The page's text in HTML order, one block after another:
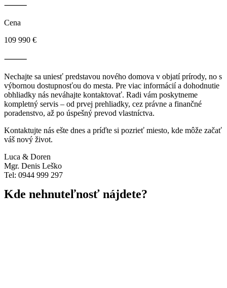
⸻
Cena
109 990 €
⸻
Nechajte sa uniesť predstavou nového domova v objatí prírody, no s
výbornou dostupnosťou do mesta. Pre viac informácií a dohodnutie
obhliadky nás neváhajte kontaktovať. Radi vám poskytneme
kompletný servis – od prvej prehliadky, cez právne a finančné
poradenstvo, až po úspešný prevod vlastníctva.
Kontaktujte nás ešte dnes a príďte si pozrieť miesto, kde môže začať
váš nový život.
Luca & Doren
Mgr. Denis Leško
Tel: 0944 999 297
Kde nehnuteľnosť nájdete?